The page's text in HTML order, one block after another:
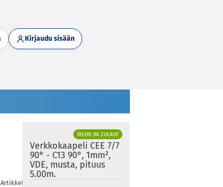
Kirjaudu sisään
tässä kategoriassa
MEHR IM ZULAUF
Verkkokaapeli CEE 7/7
90° - C13 90°, 1mm²,
VDE, musta, pituus
5.00m.